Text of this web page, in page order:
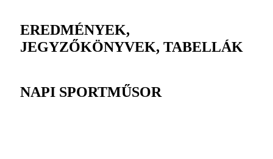
EREDMÉNYEK,
JEGYZŐKÖNYVEK, TABELLÁK
NAPI SPORTMŰSOR